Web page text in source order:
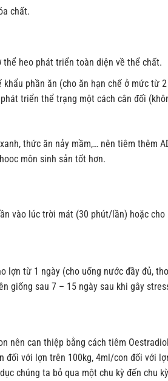
chất.
thể heo phát triển toàn diện về thể chất.
phần ăn (cho ăn hạn chế ở mức từ
triển thể trạng một cách cân đối
thức ăn nảy mầm,… nên tiêm thêm
môn sinh sản tốt hơn.
vào lúc trời mát (30 phút/lần) hoặc
lợn từ 1 ngày (cho uống nước đầy đủ,
giống sau 7 – 15 ngày sau khi gây
nên can thiệp bằng cách tiêm
đối với lợn trên 100kg, 4ml/con đối với
chúng ta bỏ qua một chu kỳ đến chu